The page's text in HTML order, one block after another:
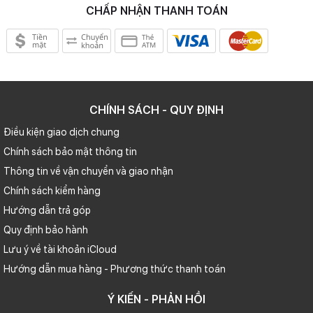
CHẤP NHẬN THANH TOÁN
CHÍNH SÁCH - QUY ĐỊNH
Điều kiện giao dịch chung
Chính sách bảo mật thông tin
Thông tin về vận chuyển và giao nhận
Chính sách kiểm hàng
Hướng dẫn trả góp
Quy định bảo hành
Lưu ý về tài khoản iCloud
Hướng dẫn mua hàng - Phương thức thanh toán
Ý KIẾN - PHẢN HỒI